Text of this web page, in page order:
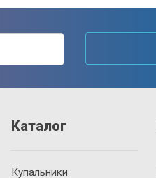
Каталог
Купальники